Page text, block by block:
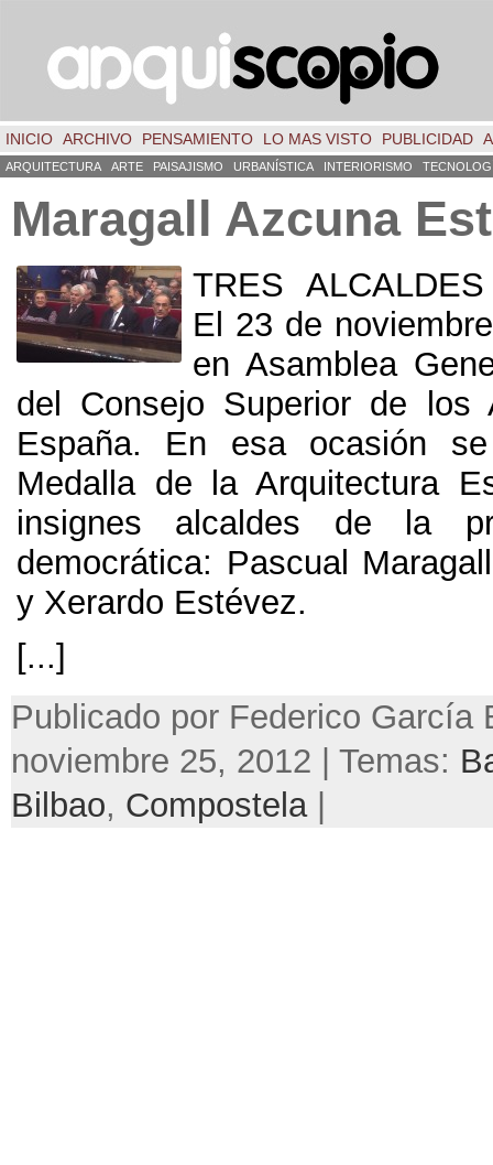
INICIO ARCHIVO PENSAMIENTO LO MAS VISTO PUBLICIDAD
ARQUITECTURA ARTE PAISAJISMO URBANÍSTICA INTERIORISMO
Maragall Azcuna
TRES
El 23 de
en Asamblea
del Consejo Superior de los
España. En esa ocasión
Medalla de la Arquitectura
insignes alcaldes de la
democrática: Pascual
y Xerardo Estévez.
[...]
Publicado por Federico García
noviembre 25, 2012 | Temas:
Bilbao, Compostela|